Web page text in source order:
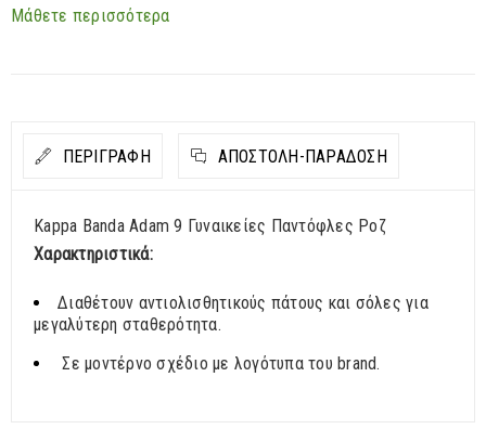
Μάθετε περισσότερα
ΠΕΡΙΓΡΑΦΗ ΑΠΟΣΤΟΛΉ-ΠΑΡΆΔΟΣΗ
Kappa Banda Adam 9 Γυναικείες Παντόφλες Ροζ
Χαρακτηριστικά:
Διαθέτουν αντιολισθητικούς πάτους και σόλες για
μεγαλύτερη σταθερότητα.
Σε μοντέρνο σχέδιο με λογότυπα του brand.